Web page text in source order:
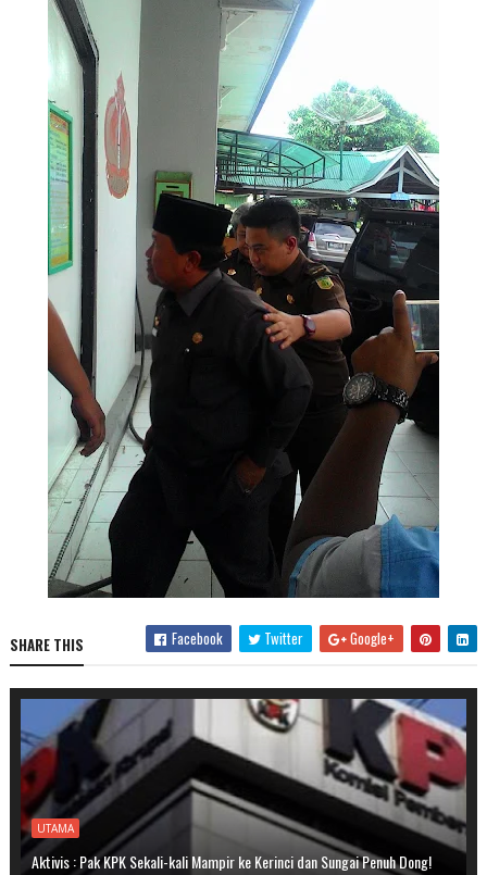
SHARE THIS Facebook Twitter Google+
UTAMA
Aktivis : Pak KPK Sekali-kali Mampir ke Kerinci dan Sungai Penuh Dong!